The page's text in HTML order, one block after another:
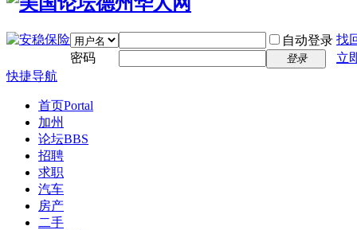
自动登录 找
密码
登录
立
快捷导航
首页Portal
加州
论坛BBS
招聘
求职
汽车
房产
二手